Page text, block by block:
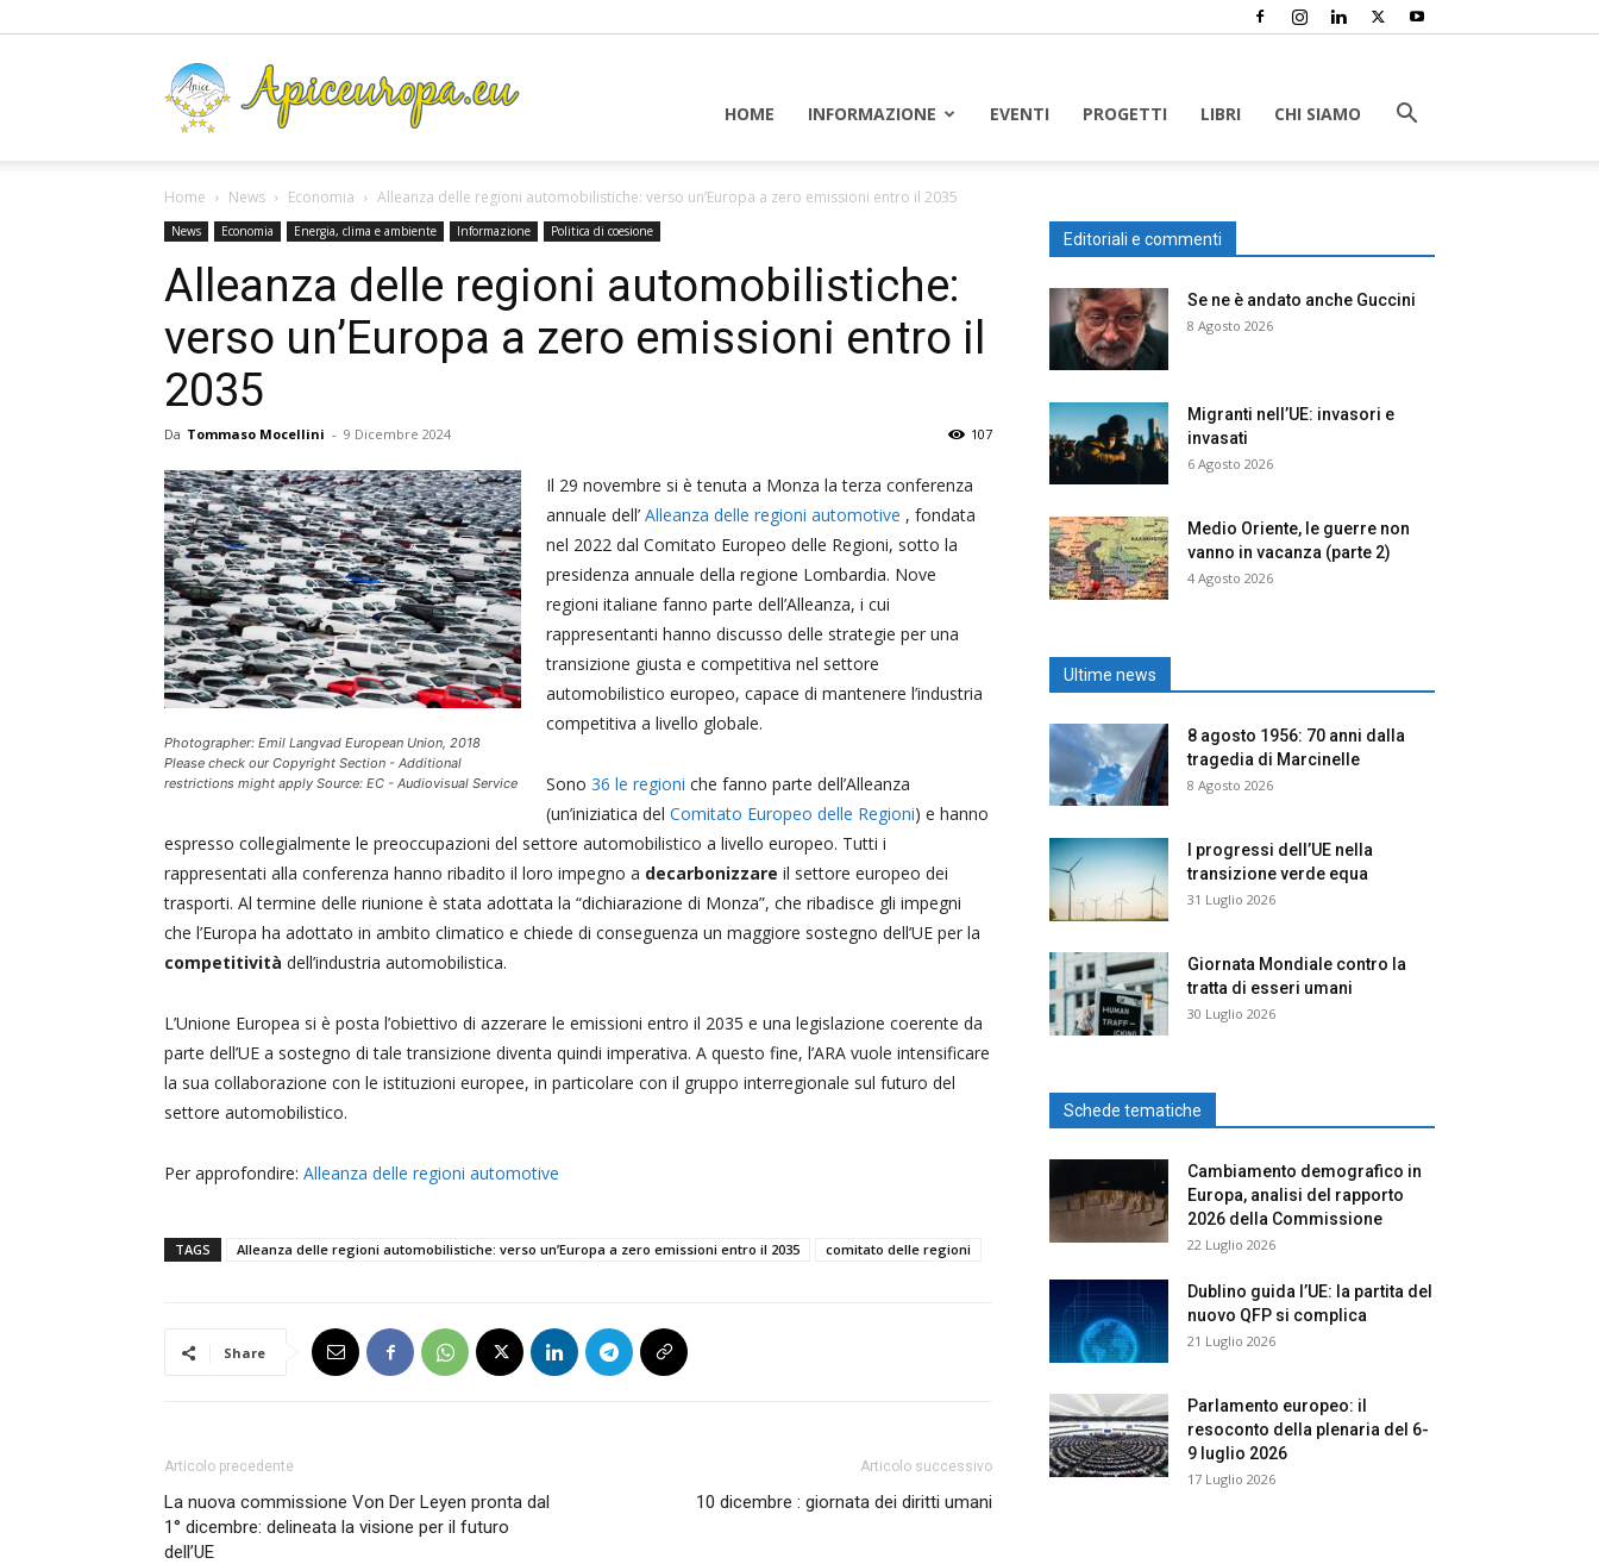
HOME INFORMAZIONE EVENTI PROGETTI LIBRI CHI SIAMO
Home News Economia Alleanza delle regioni automobilistiche: verso un’Europa a zero emissioni entro il 2035
News Economia Energia, clima e ambiente Informazione Politica di coesione
Alleanza delle regioni automobilistiche:
verso un’Europa a zero emissioni entro il
2035
Da Tommaso Mocellini - 9 Dicembre 2024 107
Photographer: Emil Langvad European Union, 2018
Please check our Copyright Section - Additional
restrictions might apply Source: EC - Audiovisual Service
Il 29 novembre si è tenuta a Monza la terza conferenza
annuale dell’ Alleanza delle regioni automotive , fondata
nel 2022 dal Comitato Europeo delle Regioni, sotto la
presidenza annuale della regione Lombardia. Nove
regioni italiane fanno parte dell’Alleanza, i cui
rappresentanti hanno discusso delle strategie per una
transizione giusta e competitiva nel settore
automobilistico europeo, capace di mantenere l’industria
competitiva a livello globale.
Sono 36 le regioni che fanno parte dell’Alleanza
(un’iniziatica del Comitato Europeo delle Regioni) e hanno
espresso collegialmente le preoccupazioni del settore automobilistico a livello europeo. Tutti i
rappresentati alla conferenza hanno ribadito il loro impegno a decarbonizzare il settore europeo dei
trasporti. Al termine delle riunione è stata adottata la “dichiarazione di Monza”, che ribadisce gli impegni
che l’Europa ha adottato in ambito climatico e chiede di conseguenza un maggiore sostegno dell’UE per la
competitività dell’industria automobilistica.
L’Unione Europea si è posta l’obiettivo di azzerare le emissioni entro il 2035 e una legislazione coerente da
parte dell’UE a sostegno di tale transizione diventa quindi imperativa. A questo fine, l’ARA vuole intensificare
la sua collaborazione con le istituzioni europee, in particolare con il gruppo interregionale sul futuro del
settore automobilistico.
Per approfondire: Alleanza delle regioni automotive
TAGS Alleanza delle regioni automobilistiche: verso un’Europa a zero emissioni entro il 2035 comitato delle regioni
Share
Articolo precedente
La nuova commissione Von Der Leyen pronta dal
1° dicembre: delineata la visione per il futuro
dell’UE
Articolo successivo
10 dicembre : giornata dei diritti umani
Editoriali e commenti
Se ne è andato anche Guccini
8 Agosto 2026
Migranti nell’UE: invasori e
invasati
6 Agosto 2026
Medio Oriente, le guerre non
vanno in vacanza (parte 2)
4 Agosto 2026
Ultime news
8 agosto 1956: 70 anni dalla
tragedia di Marcinelle
8 Agosto 2026
I progressi dell’UE nella
transizione verde equa
31 Luglio 2026
Giornata Mondiale contro la
tratta di esseri umani
30 Luglio 2026
Schede tematiche
Cambiamento demografico in
Europa, analisi del rapporto
2026 della Commissione
22 Luglio 2026
Dublino guida l’UE: la partita del
nuovo QFP si complica
21 Luglio 2026
Parlamento europeo: il
resoconto della plenaria del 6-
9 luglio 2026
17 Luglio 2026